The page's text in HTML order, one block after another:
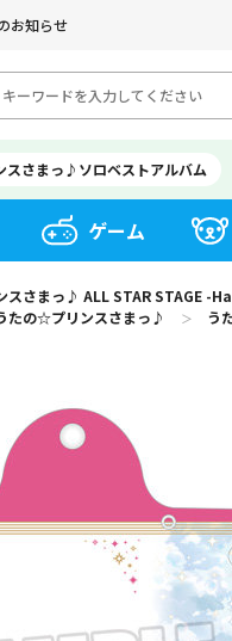
お知らせ
スさまっ♪ソロベストアルバム
ゲーム
スさまっ♪ ALL STAR STAGE -
たの☆プリンスさまっ♪ ＞ う